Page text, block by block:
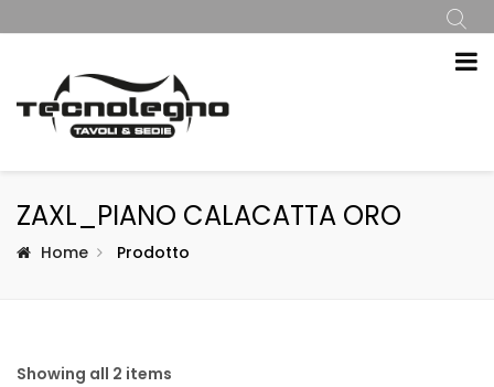
ZAXL_PIANO CALACATTA ORO
Home Prodotto
Showing all 2 items